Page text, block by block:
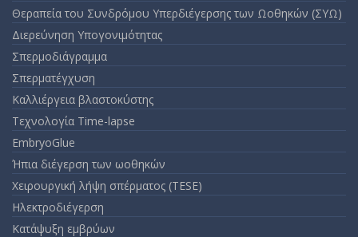
Θεραπεία του Συνδρόμου Υπερδιέγερσης των Ωοθηκών (ΣΥΩ)
Διερεύνηση Υπογονιμότητας
Σπερμοδιάγραμμα
Σπερματέγχυση
Καλλιέργεια βλαστοκύστης
Τεχνολογία Time-lapse
EmbryoGlue
Ήπια διέγερση των ωοθηκών
Χειρουργική λήψη σπέρματος (TESE)
Ηλεκτροδιέγερση
Κατάψυξη εμβρύων